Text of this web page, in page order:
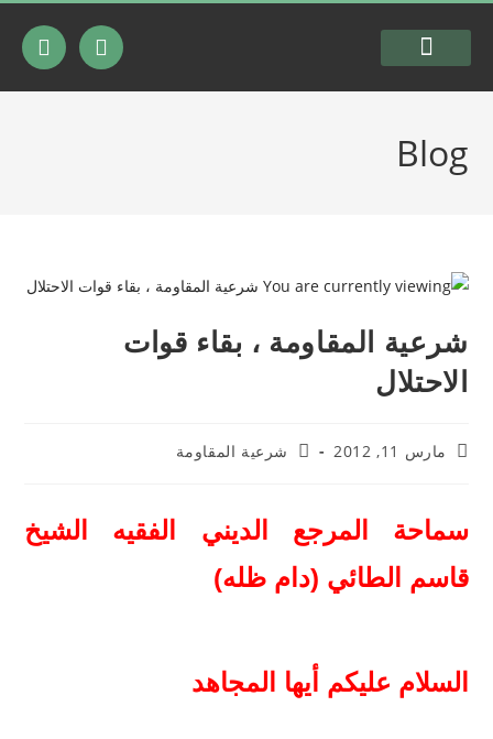
Blog
شرعية المقاومة ، بقاء قوات
الاحتلال
مارس 11, 2012 شرعية المقاومة
سماحة المرجع الديني الفقيه الشيخ
قاسم الطائي (دام ظله)
السلام عليكم أيها المجاهد